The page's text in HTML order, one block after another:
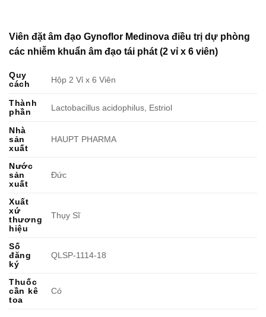
Viên đặt âm đạo Gynoflor Medinova điều trị dự phòng
các nhiễm khuẩn âm đạo tái phát (2 vỉ x 6 viên)
Quy
cách
Hộp 2 Vỉ x 6 Viên
Thành
phần
Lactobacillus acidophilus, Estriol
Nhà
sản
xuất
HAUPT PHARMA
Nước
sản
xuất
Đức
Xuất
xứ
thương
hiệu
Thụy Sĩ
Số
đăng
ký
QLSP-1114-18
Thuốc
cần kê
toa
Có